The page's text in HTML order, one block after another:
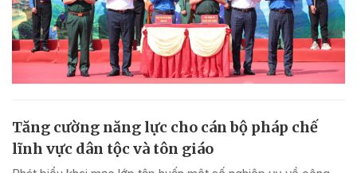
Tăng cường năng lực cho cán bộ pháp chế
lĩnh vực dân tộc và tôn giáo